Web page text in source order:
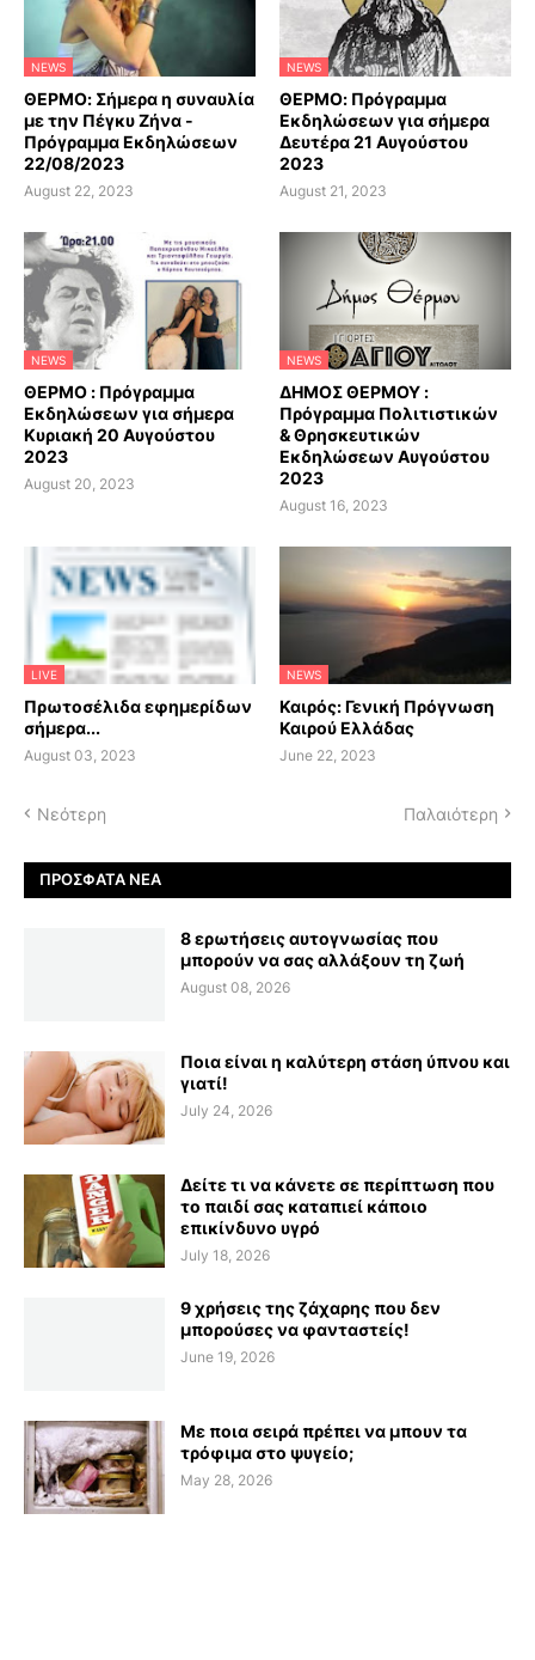
NEWS
ΘΕΡΜΟ: Σήμερα η συναυλία
με την Πέγκυ Ζήνα -
Πρόγραμμα Εκδηλώσεων
22/08/2023
August 22, 2023
NEWS
ΘΕΡΜΟ: Πρόγραμμα
Εκδηλώσεων για σήμερα
Δευτέρα 21 Αυγούστου
2023
August 21, 2023
NEWS
ΘΕΡΜΟ : Πρόγραμμα
Εκδηλώσεων για σήμερα
Κυριακή 20 Αυγούστου
2023
August 20, 2023
NEWS
ΔΗΜΟΣ ΘΕΡΜΟΥ :
Πρόγραμμα Πολιτιστικών
& Θρησκευτικών
Εκδηλώσεων Αυγούστου
2023
August 16, 2023
LIVE
Πρωτοσέλιδα εφημερίδων
σήμερα...
August 03, 2023
NEWS
Καιρός: Γενική Πρόγνωση
Καιρού Ελλάδας
June 22, 2023
Νεότερη Παλαιότερη
ΠΡΌΣΦΑΤΑ ΝΈΑ
8 ερωτήσεις αυτογνωσίας που
μπορούν να σας αλλάξουν τη ζωή
August 08, 2026
Ποια είναι η καλύτερη στάση ύπνου και
γιατί!
July 24, 2026
Δείτε τι να κάνετε σε περίπτωση που
το παιδί σας καταπιεί κάποιο
επικίνδυνο υγρό
July 18, 2026
9 χρήσεις της ζάχαρης που δεν
μπορούσες να φανταστείς!
June 19, 2026
Με ποια σειρά πρέπει να μπουν τα
τρόφιμα στο ψυγείο;
May 28, 2026